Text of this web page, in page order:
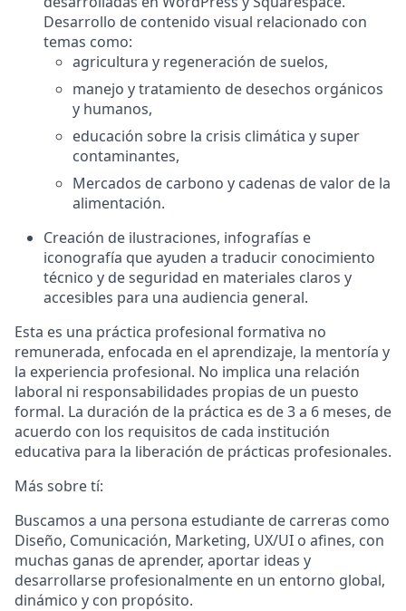
Desarrollo de contenido visual relacionado con
temas como:
agricultura y regeneración de suelos,
manejo y tratamiento de desechos orgánicos
y humanos,
educación sobre la crisis climática y super
contaminantes,
Mercados de carbono y cadenas de valor de la
alimentación.
Creación de ilustraciones, infografías e
iconografía que ayuden a traducir conocimiento
técnico y de seguridad en materiales claros y
accesibles para una audiencia general.
Esta es una práctica profesional formativa no
remunerada, enfocada en el aprendizaje, la mentoría y
la experiencia profesional. No implica una relación
laboral ni responsabilidades propias de un puesto
formal. La duración de la práctica es de 3 a 6 meses, de
acuerdo con los requisitos de cada institución
educativa para la liberación de prácticas profesionales.
Más sobre tí:
Buscamos a una persona estudiante de carreras como
Diseño, Comunicación, Marketing, UX/UI o afines, con
muchas ganas de aprender, aportar ideas y
desarrollarse profesionalmente en un entorno global,
dinámico y con propósito.